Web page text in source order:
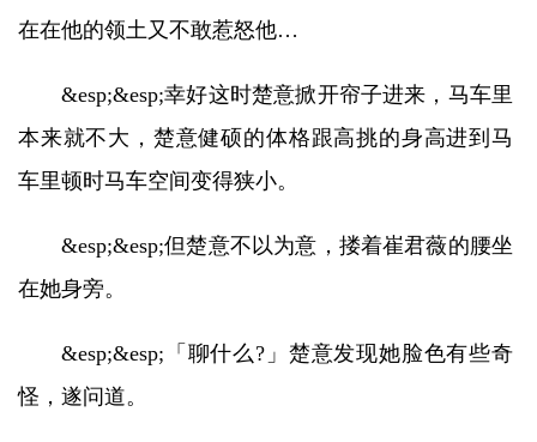
在在他的领土又不敢惹怒他…
&esp;&esp;幸好这时楚意掀开帘子进来，马车里
本来就不大，楚意健硕的体格跟高挑的身高进到马
车里顿时马车空间变得狭小。
&esp;&esp;但楚意不以为意，搂着崔君薇的腰坐
在她身旁。
&esp;&esp;「聊什么?」楚意发现她脸色有些奇
怪，遂问道。